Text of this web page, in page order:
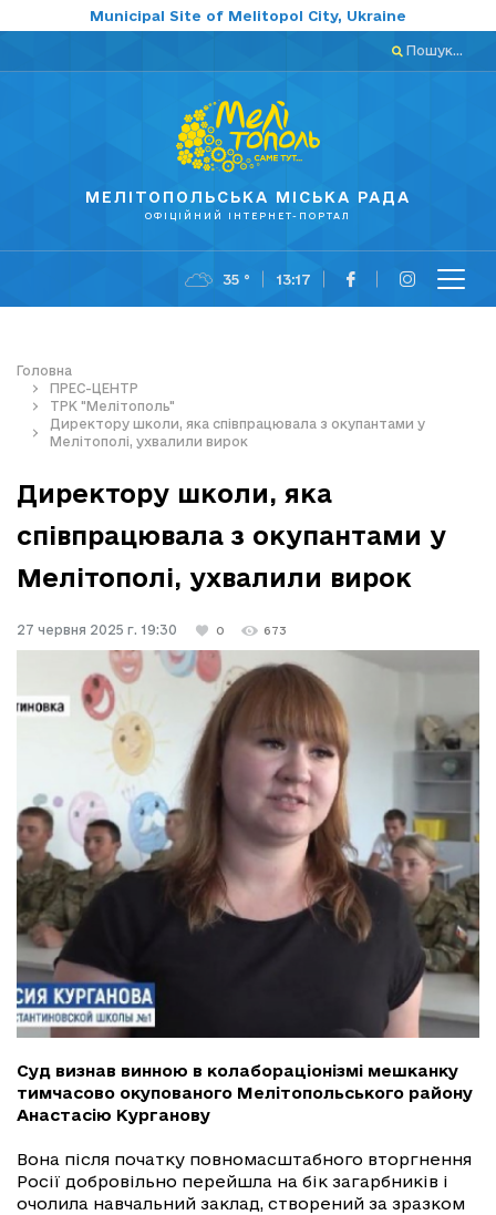
Municipal Site of Melitopol City, Ukraine
Пошук...
МЕЛІТОПОЛЬСЬКА МІСЬКА РАДА
ОФІЦІЙНИЙ ІНТЕРНЕТ-ПОРТАЛ
35 ° 13:17
Головна
ПРЕС-ЦЕНТР
ТРК "Мелітополь"
Директору школи, яка співпрацювала з окупантами у
Мелітополі, ухвалили вирок
Директору школи, яка
співпрацювала з окупантами у
Мелітополі, ухвалили вирок
27 червня 2025 г. 19:30 0 673
Суд визнав винною в колабораціонізмі мешканку
тимчасово окупованого Мелітопольського району
Анастасію Курганову
Вона після початку повномасштабного вторгнення
Росії добровільно перейшла на бік загарбників і
очолила навчальний заклад, створений за зразком